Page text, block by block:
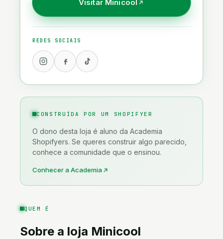
Saúde, Bem-estar & Espiritualidade
QUEM É
Sobre a loja Minicool
Visitar Minicool
REDES SOCIAIS
CONSTRUÍDA POR UM SHOPIFYER
O dono desta loja é aluno da Academia
Shopifyers. Se queres construir algo parecido,
conhece a comunidade que o ensinou.
Conhecer a Academia